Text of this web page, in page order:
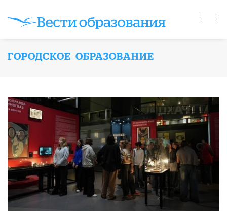
ГОРОДСКОЕ ОБРАЗОВАНИЕ